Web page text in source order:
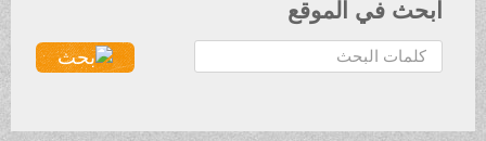
ابحث في الموقع
ح